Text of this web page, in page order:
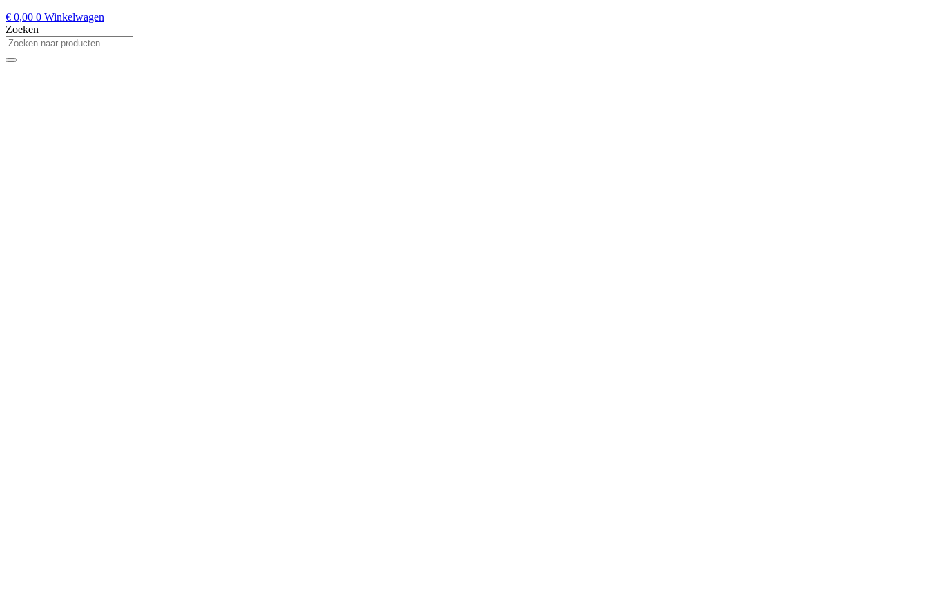
€ 0,00 0 Winkelwagen
Zoeken